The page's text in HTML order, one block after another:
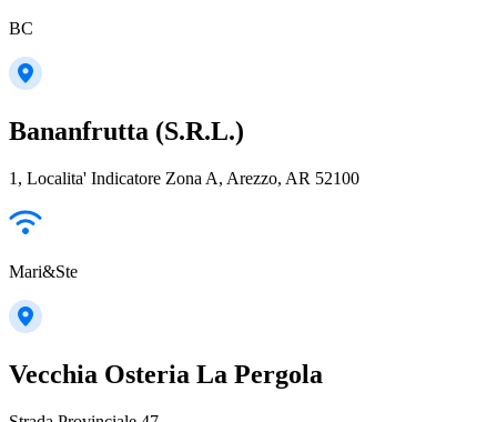
BC
Bananfrutta (S.R.L.)
1, Localita' Indicatore Zona A, Arezzo, AR 52100
Mari&Ste
Vecchia Osteria La Pergola